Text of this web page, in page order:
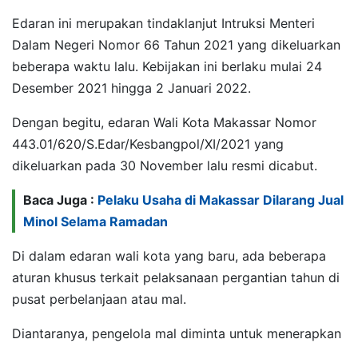
Edaran ini merupakan tindaklanjut Intruksi Menteri
Dalam Negeri Nomor 66 Tahun 2021 yang dikeluarkan
beberapa waktu lalu. Kebijakan ini berlaku mulai 24
Desember 2021 hingga 2 Januari 2022.
Dengan begitu, edaran Wali Kota Makassar Nomor
443.01/620/S.Edar/Kesbangpol/XI/2021 yang
dikeluarkan pada 30 November lalu resmi dicabut.
Baca Juga : Pelaku Usaha di Makassar Dilarang Jual
Minol Selama Ramadan
Di dalam edaran wali kota yang baru, ada beberapa
aturan khusus terkait pelaksanaan pergantian tahun di
pusat perbelanjaan atau mal.
Diantaranya, pengelola mal diminta untuk menerapkan